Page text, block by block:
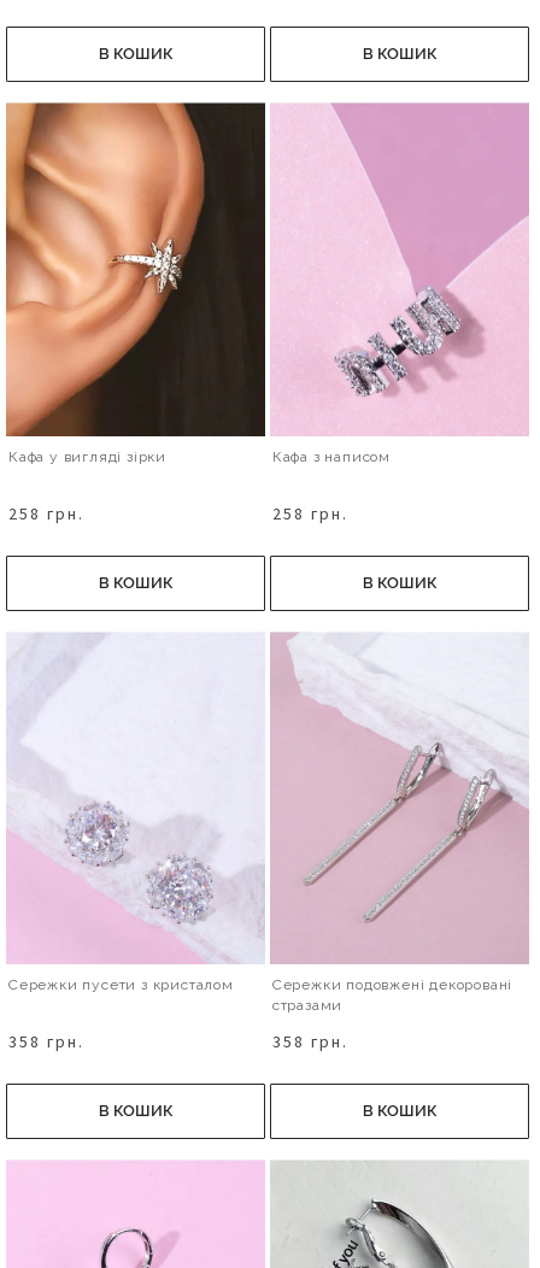
В КОШИК В КОШИК
Кафа у вигляді зірки
258 грн.
В КОШИК
Кафа з написом
258 грн.
В КОШИК
Сережки пусети з кристалом
358 грн.
В КОШИК
Сережки подовжені декоровані
стразами
358 грн.
В КОШИК